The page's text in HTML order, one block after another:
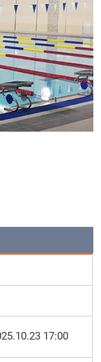
17:00